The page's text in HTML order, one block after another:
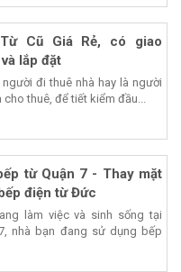
Cũ Giá Rẻ, có giao
lắp đặt
người đi thuê nhà hay là người
cho thuê, để tiết kiểm đầu...
từ Quận 7 - Thay mặt
điện từ Đức
làm việc và sinh sống tại
nhà bạn đang sử dụng bếp